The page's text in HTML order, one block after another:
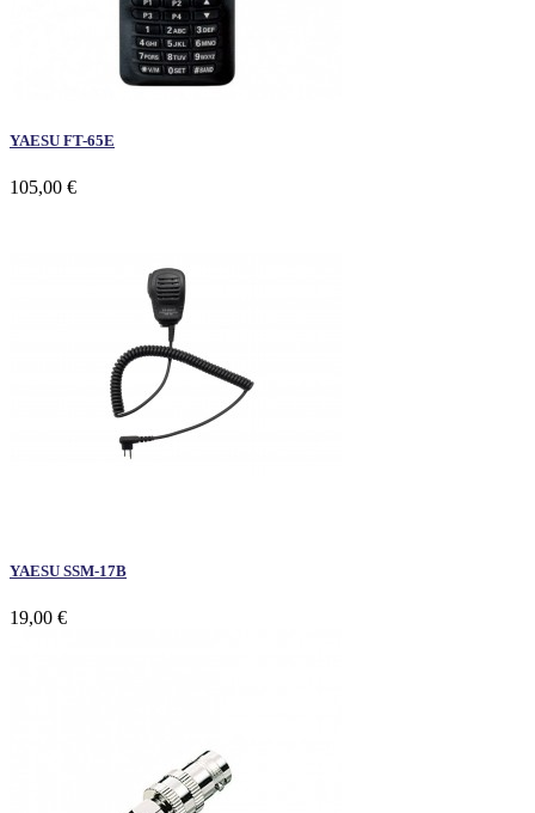
YAESU FT-65E
105,00 €
YAESU SSM-17B
19,00 €